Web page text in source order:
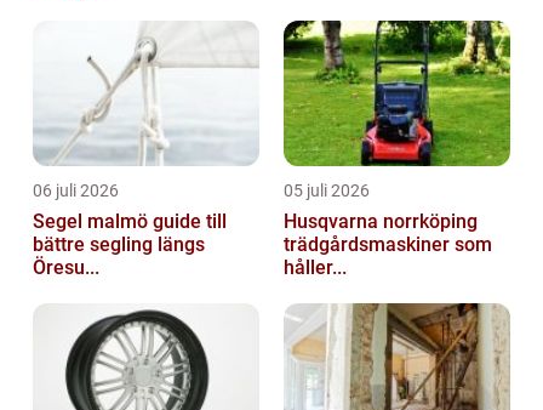
06 juli 2026
Segel malmö guide till
bättre segling längs
Öresu...
05 juli 2026
Husqvarna norrköping
trädgårdsmaskiner som
håller...